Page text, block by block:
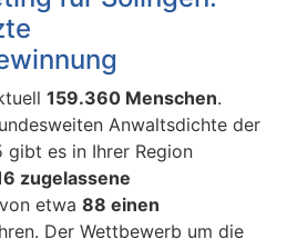
159.360 Menschen.
Anwaltsdichte der
gibt es in Ihrer Region
zugelassene
etwa 88 einen
Der Wettbewerb um die